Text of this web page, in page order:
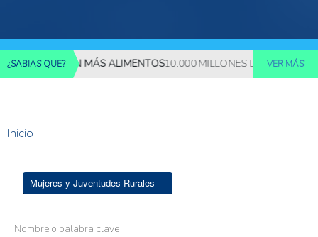
¿SABIAS QUE? MÁS ALIMENTOS10.000 MILLONES DE PERSONAS
VER MÁS
Inicio |
Mujeres y Juventudes Rurales
Nombre o palabra clave